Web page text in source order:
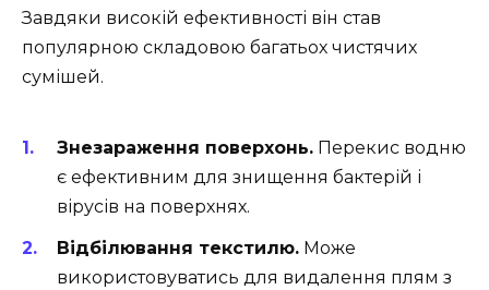
Завдяки високій ефективності він став
популярною складовою багатьох чистячих
сумішей.
Знезараження поверхонь. Перекис водню
є ефективним для знищення бактерій і
вірусів на поверхнях.
Відбілювання текстилю. Може
використовуватись для видалення плям з